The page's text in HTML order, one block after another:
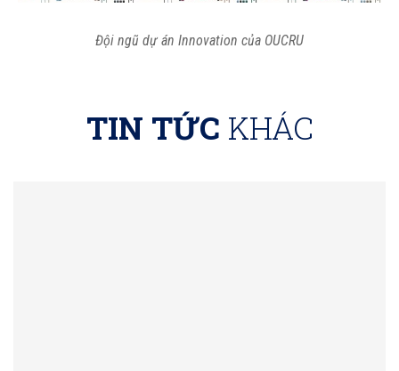
Đội ngũ dự án Innovation của OUCRU
TIN TỨC KHÁC